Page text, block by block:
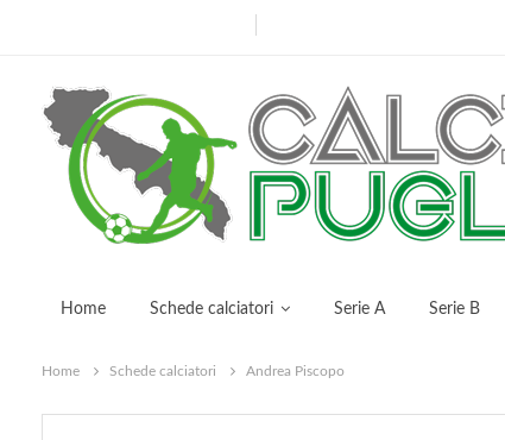
Home Schede calciatori Serie A Serie B
Home Schede calciatori Andrea Piscopo